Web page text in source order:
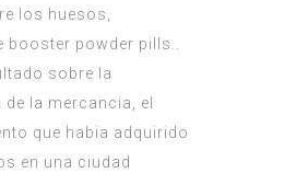
los huesos,
booster powder pills..
sobre la
la mercancia, el
que habia adquirido
en una ciudad